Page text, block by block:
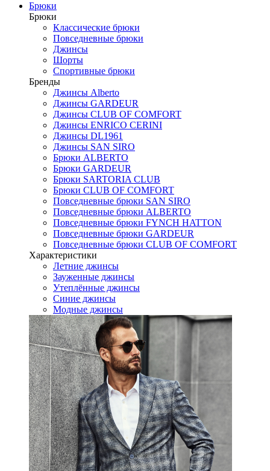
Брюки
Брюки
Классические брюки
Повседневные брюки
Джинсы
Шорты
Спортивные брюки
Бренды
Джинсы Alberto
Джинсы GARDEUR
Джинсы CLUB OF COMFORT
Джинсы ENRICO CERINI
Джинсы DL1961
Джинсы SAN SIRO
Брюки ALBERTO
Брюки GARDEUR
Брюки SARTORIA CLUB
Брюки CLUB OF COMFORT
Повседневные брюки SAN SIRO
Повседневные брюки ALBERTO
Повседневные брюки FYNCH HATTON
Повседневные брюки GARDEUR
Повседневные брюки CLUB OF COMFORT
Характеристики
Летние джинсы
Зауженные джинсы
Утеплённые джинсы
Синие джинсы
Модные джинсы